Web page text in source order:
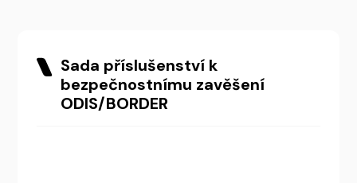
Sada příslušenství k
bezpečnostnímu zavěšení
ODIS/BORDER